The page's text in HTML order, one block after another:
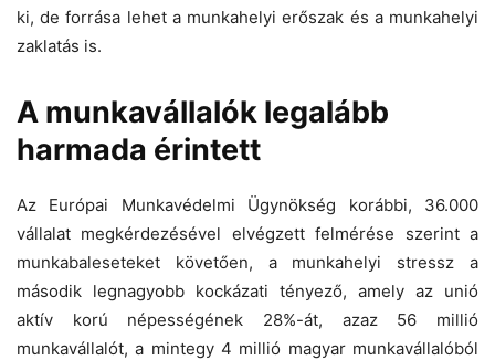
ki, de forrása lehet a munkahelyi erőszak és a munkahelyi
zaklatás is.
A munkavállalók legalább
harmada érintett
Az Európai Munkavédelmi Ügynökség korábbi, 36.000
vállalat megkérdezésével elvégzett felmérése szerint a
munkabaleseteket követően, a munkahelyi stressz a
második legnagyobb kockázati tényező, amely az unió
aktív korú népességének 28%-át, azaz 56 millió
munkavállalót, a mintegy 4 millió magyar munkavállalóból